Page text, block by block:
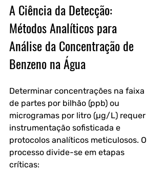
A Ciência da Detecção:
Métodos Analíticos para
Análise da Concentração de
Benzeno na Água
Determinar concentrações na faixa
de partes por bilhão (ppb) ou
microgramas por litro (µg/L) requer
instrumentação sofisticada e
protocolos analíticos meticulosos. O
processo divide-se em etapas
críticas: